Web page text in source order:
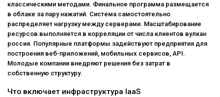
классическими методами. Финальное программа размещается
в облаке за пару нажатий. Система самостоятельно
распределяет нагрузку между серверами. Масштабирование
ресурсов выполняется в корреляции от числа клиентов вулкан
россия. Популярные платформы задействуют предприятия для
построения веб-приложений, мобильных сервисов, API.
Молодые компании внедряют решения без затрат в
собственную структуру.
Что включает инфраструктура IaaS